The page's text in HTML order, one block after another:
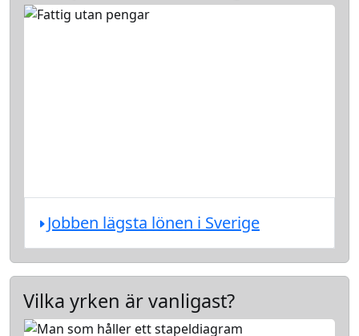
Jobben lägsta lönen i Sverige
Vilka yrken är vanligast?